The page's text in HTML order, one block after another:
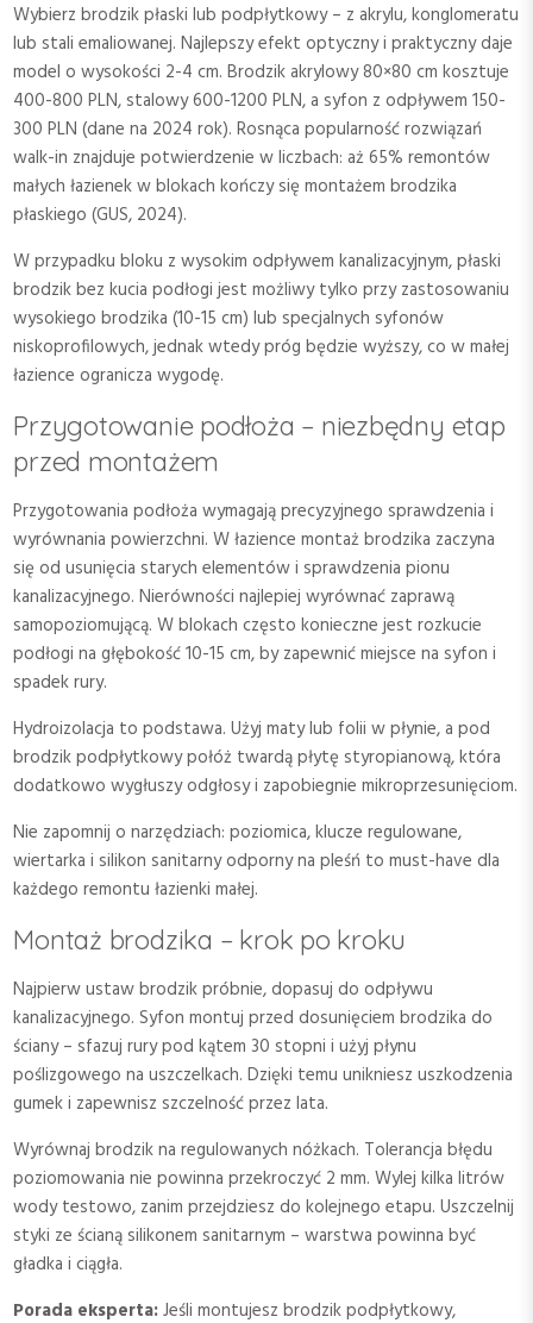
Wybierz brodzik płaski lub podpłytkowy – z akrylu, konglomeratu
lub stali emaliowanej. Najlepszy efekt optyczny i praktyczny daje
model o wysokości 2-4 cm. Brodzik akrylowy 80×80 cm kosztuje
400-800 PLN, stalowy 600-1200 PLN, a syfon z odpływem 150-
300 PLN (dane na 2024 rok). Rosnąca popularność rozwiązań
walk-in znajduje potwierdzenie w liczbach: aż 65% remontów
małych łazienek w blokach kończy się montażem brodzika
płaskiego (GUS, 2024).
W przypadku bloku z wysokim odpływem kanalizacyjnym, płaski
brodzik bez kucia podłogi jest możliwy tylko przy zastosowaniu
wysokiego brodzika (10-15 cm) lub specjalnych syfonów
niskoprofilowych, jednak wtedy próg będzie wyższy, co w małej
łazience ogranicza wygodę.
Przygotowanie podłoża – niezbędny etap
przed montażem
Przygotowania podłoża wymagają precyzyjnego sprawdzenia i
wyrównania powierzchni. W łazience montaż brodzika zaczyna
się od usunięcia starych elementów i sprawdzenia pionu
kanalizacyjnego. Nierówności najlepiej wyrównać zaprawą
samopoziomującą. W blokach często konieczne jest rozkucie
podłogi na głębokość 10-15 cm, by zapewnić miejsce na syfon i
spadek rury.
Hydroizolacja to podstawa. Użyj maty lub folii w płynie, a pod
brodzik podpłytkowy połóż twardą płytę styropianową, która
dodatkowo wygłuszy odgłosy i zapobiegnie mikroprzesunięciom.
Nie zapomnij o narzędziach: poziomica, klucze regulowane,
wiertarka i silikon sanitarny odporny na pleśń to must-have dla
każdego remontu łazienki małej.
Montaż brodzika – krok po kroku
Najpierw ustaw brodzik próbnie, dopasuj do odpływu
kanalizacyjnego. Syfon montuj przed dosunięciem brodzika do
ściany – sfazuj rury pod kątem 30 stopni i użyj płynu
poślizgowego na uszczelkach. Dzięki temu unikniesz uszkodzenia
gumek i zapewnisz szczelność przez lata.
Wyrównaj brodzik na regulowanych nóżkach. Tolerancja błędu
poziomowania nie powinna przekroczyć 2 mm. Wylej kilka litrów
wody testowo, zanim przejdziesz do kolejnego etapu. Uszczelnij
styki ze ścianą silikonem sanitarnym – warstwa powinna być
gładka i ciągła.
Porada eksperta:Jeśli montujesz brodzik podpłytkowy,